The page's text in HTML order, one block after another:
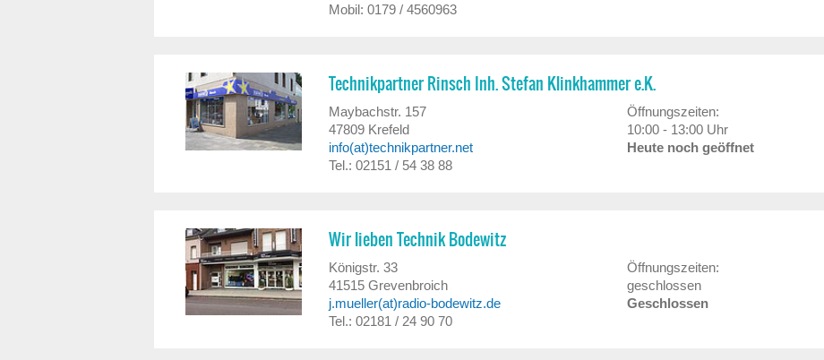
Mobil: 0179 / 4560963
Technikpartner Rinsch Inh. Stefan Klinkhammer e.K.
Maybachstr. 157
47809 Krefeld
info(at)technikpartner.net
Tel.: 02151 / 54 38 88
Öffnungszeiten:
10:00 - 13:00 Uhr
Heute noch geöffnet
Wir lieben Technik Bodewitz
Königstr. 33
41515 Grevenbroich
j.mueller(at)radio-bodewitz.de
Tel.: 02181 / 24 90 70
Öffnungszeiten:
geschlossen
Geschlossen